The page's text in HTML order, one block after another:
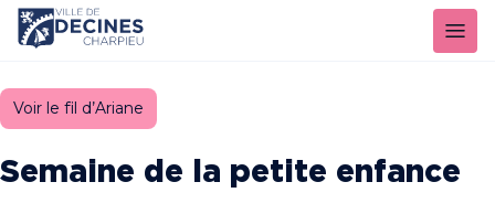
Voir le fil d’Ariane
Semaine de la petite enfance
Panneau de gestion des cookies